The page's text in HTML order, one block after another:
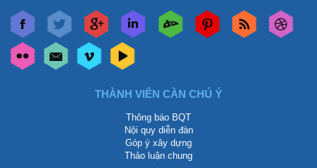
THÀNH VIÊN CẦN CHÚ Ý
Thông báo BQT
Nội quy diễn đàn
Góp ý xây dựng
Thảo luận chung